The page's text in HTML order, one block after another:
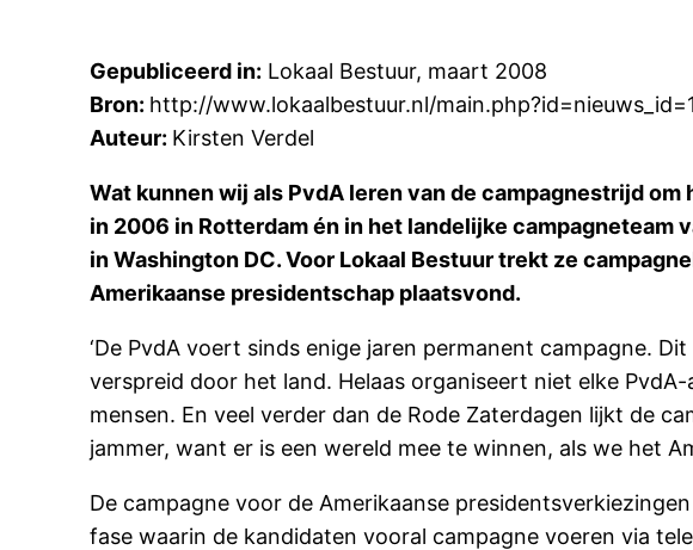
Gepubliceerd in: Lokaal Bestuur, maart 2008
Bron: http://www.lokaalbestuur.nl/
Auteur: Kirsten Verdel
Wat kunnen wij als PvdA leren van de campagnestrijd
in 2006 in Rotterdam én in het landelijke campagneteam
in Washington DC. Voor Lokaal Bestuur trekt ze
Amerikaanse presidentschap plaatsvond.
‘De PvdA voert sinds enige jaren permanent campagne.
verspreid door het land. Helaas organiseert niet elke
mensen. En veel verder dan de Rode Zaterdagen lijkt de
jammer, want er is een wereld mee te winnen, als we het
De campagne voor de Amerikaanse
fase waarin de kandidaten vooral campagne voeren via